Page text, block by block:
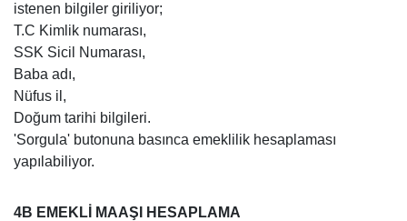
istenen bilgiler giriliyor;
T.C Kimlik numarası,
SSK Sicil Numarası,
Baba adı,
Nüfus il,
Doğum tarihi bilgileri.
'Sorgula' butonuna basınca emeklilik hesaplaması
yapılabiliyor.
4B EMEKLİ MAAŞI HESAPLAMA